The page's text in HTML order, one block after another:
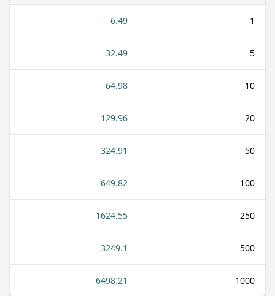
1
6.49
5
32.49
10
64.98
20
129.96
50
324.91
100
649.82
250
1624.55
500
3249.1
1000
6498.21